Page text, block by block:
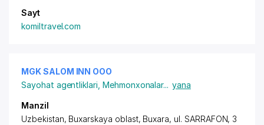
Sayt
komiltravel.com
MGK SALOM INN ООО
Sayohat agentliklari Mehmonxonalar... yana
Manzil
Uzbekistan, Buxarskaya oblast, Buxara, ul. SARRAFON, 3